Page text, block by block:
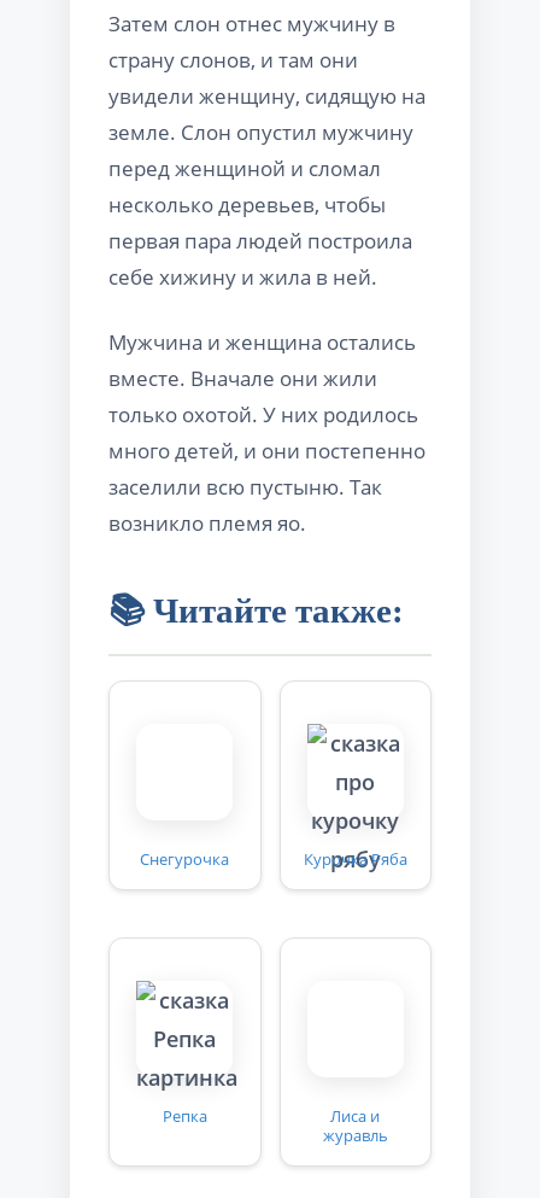
Затем слон отнес мужчину в
страну слонов, и там они
увидели женщину, сидящую на
земле. Слон опустил мужчину
перед женщиной и сломал
несколько деревьев, чтобы
первая пара людей построила
себе хижину и жила в ней.
Мужчина и женщина остались
вместе. Вначале они жили
только охотой. У них родилось
много детей, и они постепенно
заселили всю пустыню. Так
возникло племя яо.
📚 Читайте также:
Снегурочка Курочка Ряба
Репка
Лиса и
журавль